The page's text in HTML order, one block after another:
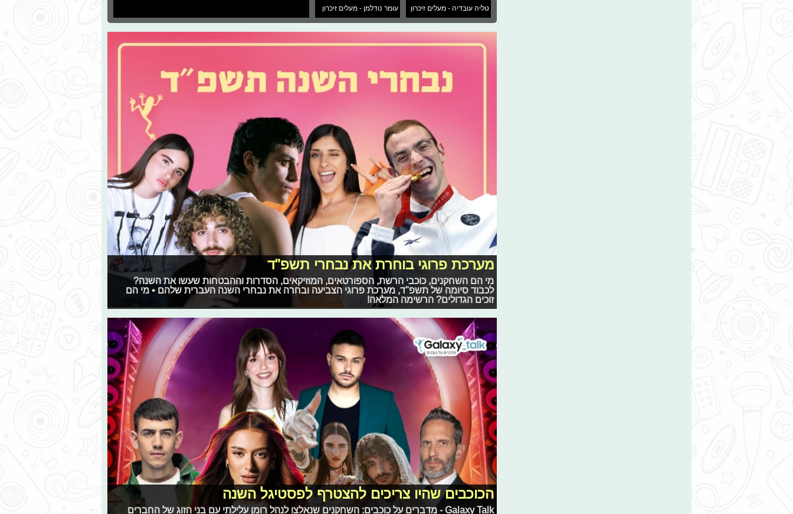
טליה עובדיה - מעלים זיכרון עומר נודלמן - מעלים זיכרון
מערכת פרוגי בוחרת את נבחרי תשפ"ד
מי הם השחקנים, כוכבי הרשת, הספורטאים, המוזיקאים, הסדרות וההבטחות שעשו את השנה?
לכבוד סיומה של תשפ"ד, מערכת פרוגי הצביעה ובחרה את נבחרי השנה העברית שלהם • מי הם
זוכים הגדולים? הרשימה המלאה!
הכוכבים שהיו צריכים להצטרף לפסטיגל השנה
Galaxy Talk - מדברים על כוכבים: השחקנים שנאלצו לנהל רומן עלילתי עם בני הזוג של החברים